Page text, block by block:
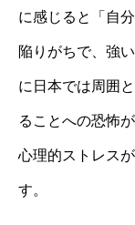
に感じると「自
陥りがちで、強
に日本では周囲
ることへの恐怖
心理的ストレス
す。